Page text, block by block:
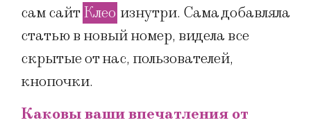
сам сайтКлео изнутри. Сама добавляла
статью в новый номер, видела все
скрытые от нас, пользователей,
кнопочки.
Каковы ваши впечатления от